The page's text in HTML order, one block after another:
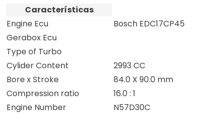
Características
Engine Ecu
Bosch EDC17CP45
Gerabox Ecu
Type of Turbo
Cylider Content
2993 CC
Bore x Stroke
84.0 X 90.0 mm
Compression ratio
16.0 : 1
Engine Number
N57D30C